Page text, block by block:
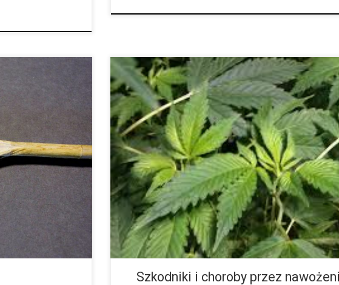
Jednak ta roślina
potrzeba aż
Jeśli używamy nawozów własnej roboty, np. nawozów
pochodzących ze zwierzęcych odchodów, to istnieje ryzyko,
sprowadzić na nasze rośliny różne szkodniki lub choroby.
Szkodniki i choroby przez